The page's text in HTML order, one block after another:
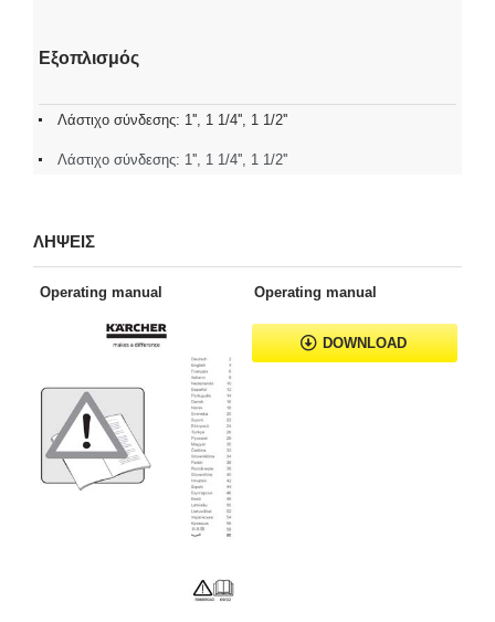
Εξοπλισμός
Λάστιχο σύνδεσης: 1'', 1 1/4'', 1 1/2''
Λάστιχο σύνδεσης: 1'', 1 1/4'', 1 1/2''
ΛΗΨΕΙΣ
Operating manual Operating manual
DOWNLOAD